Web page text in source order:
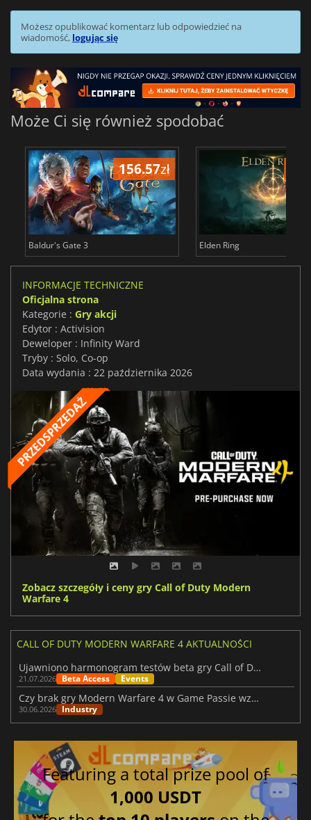
Możesz opublikować komentarz lub odpowiedzieć na
wiadomość, logując się
Może Ci się również spodobać
156.57zł
Baldur's Gate 3 Elden Ring
INFORMACJE TECHNICZNE
Oficjalna strona
Kategorie : Gry akcji
Edytor : Activision
Deweloper : Infinity Ward
Tryby : Solo, Co-op
Data wydania : 22 października 2026
Zobacz szczegóły i ceny gry Call of Duty Modern
Warfare 4
CALL OF DUTY MODERN WARFARE 4 AKTUALNOŚCI
Ujawniono harmonogram testów beta gry Call of Duty: Modern Warfare 4
21.07.2026 Beta Access Events
Czy brak gry Modern Warfare 4 w Game Passie wzmacnia jej marketing?
30.06.2026 Industry
Featuring a total prize pool of
1,000 USDT